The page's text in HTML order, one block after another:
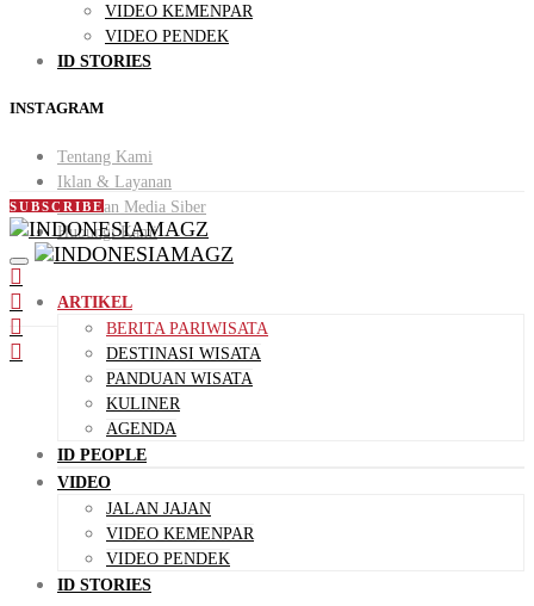
VIDEO KEMENPAR
VIDEO PENDEK
ID STORIES
INSTAGRAM
Tentang Kami
Iklan & Layanan
Pedoman Media Siber
Hubungi Kami
SUBSCRIBE
ARTIKEL
BERITA PARIWISATA
DESTINASI WISATA
PANDUAN WISATA
KULINER
AGENDA
ID PEOPLE
VIDEO
JALAN JAJAN
VIDEO KEMENPAR
VIDEO PENDEK
ID STORIES